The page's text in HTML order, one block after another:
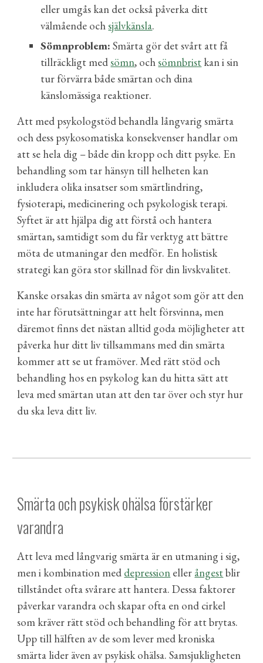
eller umgås kan det också påverka ditt
välmående ochsjälvkänsla.
Sömnproblem: Smärta gör det svårt att få
tillräckligt medsömn, ochsömnbrist kan i sin
tur förvärra både smärtan och dina
känslomässiga reaktioner.
Att med psykologstöd behandla långvarig smärta
och dess psykosomatiska konsekvenser handlar om
att se hela dig – både din kropp och ditt psyke. En
behandling som tar hänsyn till helheten kan
inkludera olika insatser som smärtlindring,
fysioterapi, medicinering och psykologisk terapi.
Syftet är att hjälpa dig att förstå och hantera
smärtan, samtidigt som du får verktyg att bättre
möta de utmaningar den medför. En holistisk
strategi kan göra stor skillnad för din livskvalitet.
Kanske orsakas din smärta av något som gör att den
inte har förutsättningar att helt försvinna, men
däremot finns det nästan alltid goda möjligheter att
påverka hur ditt liv tillsammans med din smärta
kommer att se ut framöver. Med rätt stöd och
behandling hos en psykolog kan du hitta sätt att
leva med smärtan utan att den tar över och styr hur
du ska leva ditt liv.
Smärta och psykisk ohälsa förstärker
varandra
Att leva med långvarig smärta är en utmaning i sig,
men i kombination med depression eller ångestblir
tillståndet ofta svårare att hantera. Dessa faktorer
påverkar varandra och skapar ofta en ond cirkel
som kräver rätt stöd och behandling för att brytas.
Upp till hälften av de som lever med kroniska
smärta lider även av psykisk ohälsa. Samsjukligheten